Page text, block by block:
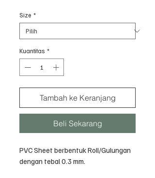
Size *
Kuantitas *
Tambah ke Keranjang
Beli Sekarang
PVC Sheet berbentuk Roll/Gulungan
dengan tebal 0.3 mm.